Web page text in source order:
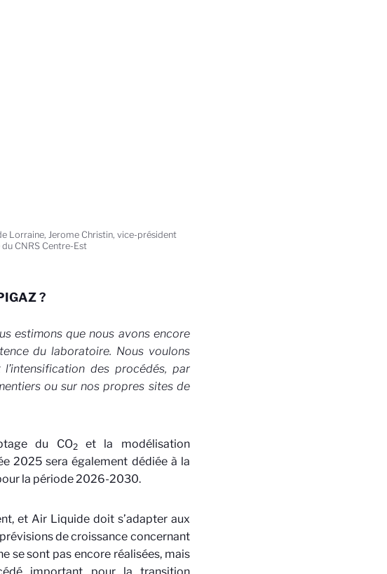
Lorraine, Jerome Christin, vice-président
CNRS Centre-Est
?
estimons que nous avons encore
du laboratoire. Nous voulons
des procédés, par
ou sur nos propres sites de
du CO2et la modélisation
2025 sera également dédiée à la
la période 2026-2030.
et Air Liquide doit s’adapter aux
de croissance concernant
se sont pas encore réalisées, mais